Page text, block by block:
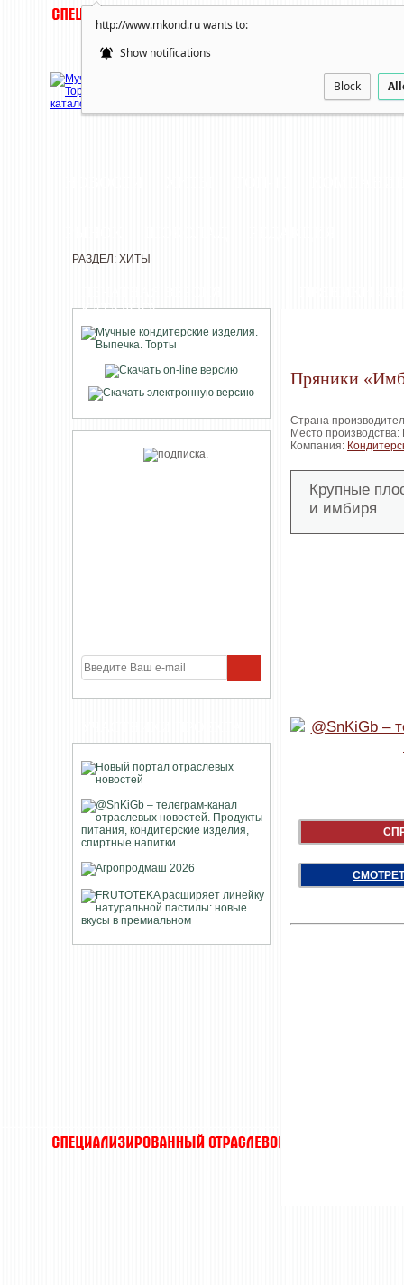
http://www.mkond.ru wants to:
Show notifications
Block
КАТАЛОГА
РАЗДЕЛ: ХИТЫ
Пряники
Страна
Место
Компания:
Крупные
и имбиря